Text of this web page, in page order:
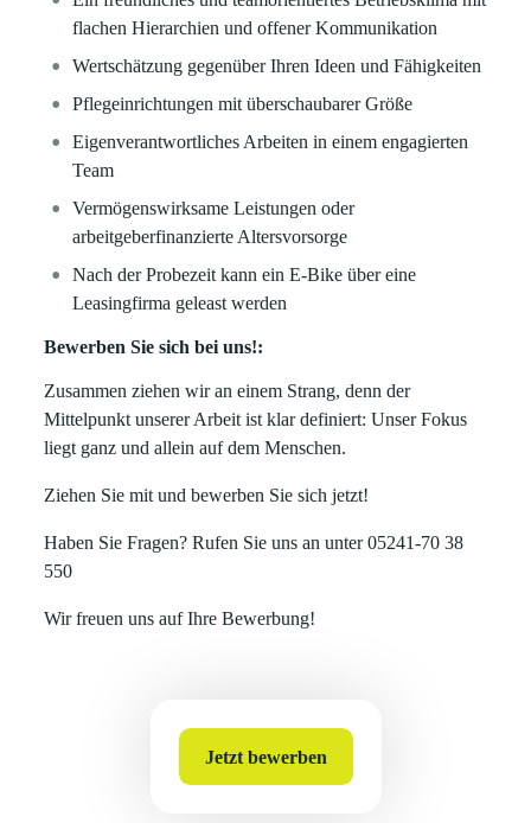
flachen Hierarchien und offener Kommunikation
Wertschätzung gegenüber Ihren Ideen und Fähigkeiten
Pflegeinrichtungen mit überschaubarer Größe
Eigenverantwortliches Arbeiten in einem engagierten
Team
Vermögenswirksame Leistungen oder
arbeitgeberfinanzierte Altersvorsorge
Nach der Probezeit kann ein E-Bike über eine
Leasingfirma geleast werden
Bewerben Sie sich bei uns!:
Zusammen ziehen wir an einem Strang, denn der
Mittelpunkt unserer Arbeit ist klar definiert: Unser Fokus
liegt ganz und allein auf dem Menschen.
Ziehen Sie mit und bewerben Sie sich jetzt!
Haben Sie Fragen? Rufen Sie uns an unter 05241-70 38
550
Wir freuen uns auf Ihre Bewerbung!
Jetzt bewerben